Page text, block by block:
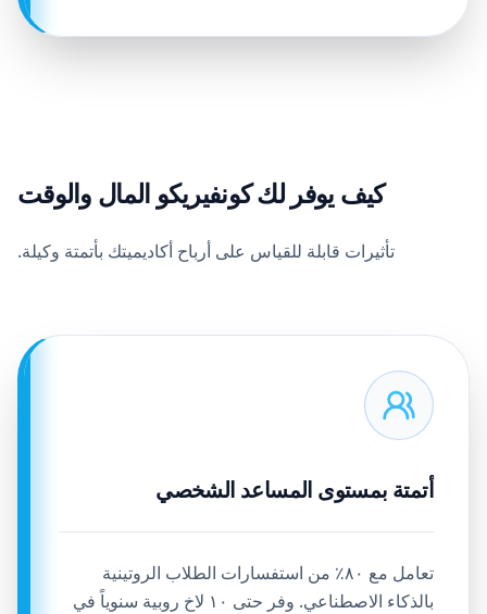
كيف يوفر لك كونفيريكو المال والوقت
تأثيرات قابلة للقياس على أرباح أكاديميتك بأتمتة وكيلة.
أتمتة بمستوى المساعد الشخصي
تعامل مع ٨٠٪ من استفسارات الطلاب الروتينية
بالذكاء الاصطناعي. وفر حتى ١٠ لاخ روبية سنوياً في